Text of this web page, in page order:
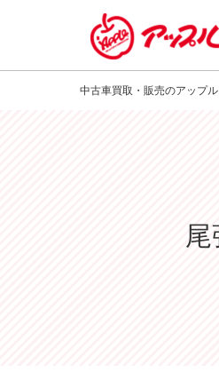
中古車買取・販売のアップル